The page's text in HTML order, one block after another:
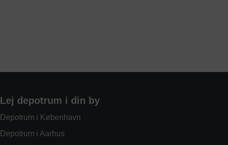
Lej depotrum i din by
Depotrum i København
Depotrum i Aarhus